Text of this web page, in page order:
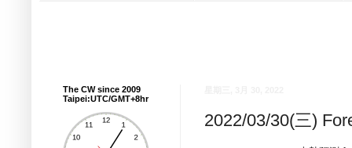
2022/03/30(三)
The CW since 2009
Taipei:UTC/GMT+8hr